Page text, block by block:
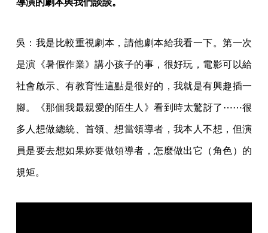
導演的劇本與我們談談。
吳：我是比較重視劇本，請他劇本給我看一下。第一次
是演《暑假作業》講小孩子的事，很好玩，電影可以給
社會啟示、有教育性這點是很好的，我就是有興趣插一
腳。《那個我最親愛的陌生人》看到時太驚訝了⋯⋯很
多人想做總統、首領、想當領導者，我本人不想，但演
員是要去想如果妳要做領導者，怎麼做出它（角色）的
規矩。